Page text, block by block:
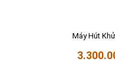
Máy Hút